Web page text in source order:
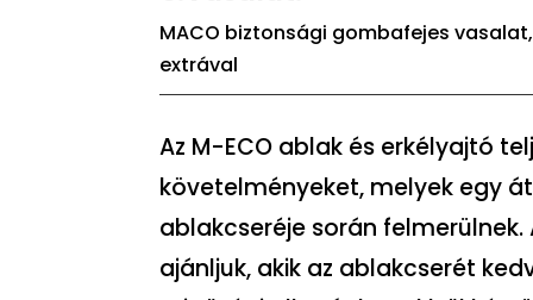
MACO biztonsági gombafejes
extrával
Az M-ECO ablak és erkélyajtó
követelményeket, melyek egy
ablakcseréje során felmerülnek.
ajánljuk, akik az ablakcserét